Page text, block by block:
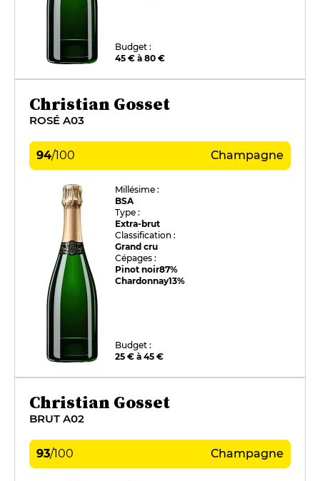
Budget :
45 € à 80 €
Christian Gosset
ROSÉ A03
94/100 Champagne
Millésime :
BSA
Type :
Extra-brut
Classification :
Grand cru
Cépages :
Pinot noir87%
Chardonnay13%
Budget :
25 € à 45 €
Christian Gosset
BRUT A02
93/100 Champagne